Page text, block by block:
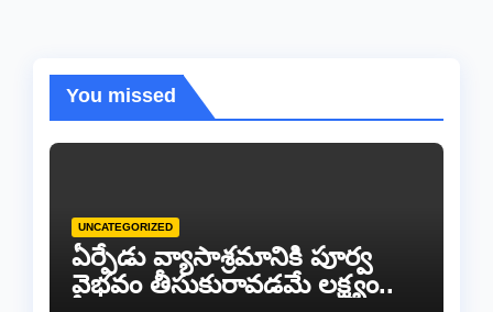
You missed
UNCATEGORIZED
ఏర్పేడు వ్యాసాశ్రమానికి పూర్వ
వైభవం తీసుకురావడమే లక్ష్యం..